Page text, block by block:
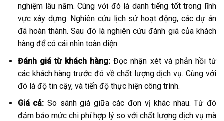
nghiệm lâu năm. Cùng với đó là danh tiếng tốt trong lĩnh
vực xây dựng. Nghiên cứu lịch sử hoạt động, các dự án
đã hoàn thành. Sau đó là nghiên cứu đánh giá của khách
hàng để có cái nhìn toàn diện.
Đánh giá từ khách hàng: Đọc nhận xét và phản hồi từ
các khách hàng trước đó về chất lượng dịch vụ. Cùng với
đó là độ tin cậy, và tiến độ thực hiện công trình.
Giá cả: So sánh giá giữa các đơn vị khác nhau. Từ đó
đảm bảo mức chi phí hợp lý so với chất lượng dịch vụ mà